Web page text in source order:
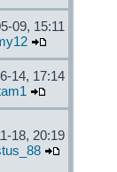
09, 15:11
14, 17:14
18, 20:19